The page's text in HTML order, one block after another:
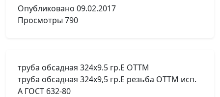
Опубликовано 09.02.2017
Просмотры 790
труба обсадная 324х9.5 гр.Е ОТТМ
труба обсадная 324х9,5 гр.Е резьба ОТТМ исп.
А ГОСТ 632-80